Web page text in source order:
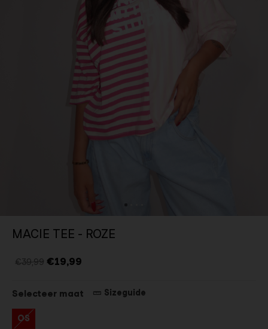
MACIE TEE - ROZE
€39,99 €19,99
Selecteer maat Sizeguide
OS